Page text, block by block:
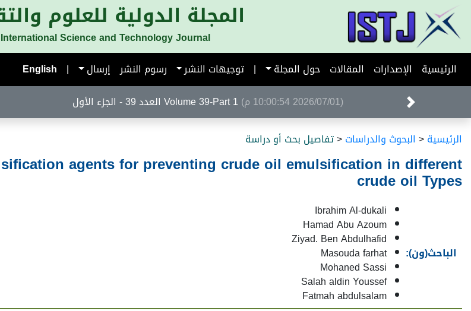
المجلة الدولية للعلوم
International Science and Technology Journal
الرئيسية الإصدارات المقالات حول المجلة | توجيهات النشر رسوم النشر إرسال |
English
(2026/07/01 10:00:54 م)
Volume 39-Part 1 العدد 39 - الجزء الأول
الرئيسية< البحوث والدراسات<تفاصيل بحث أو دراسة
agents for preventing crude oil emulsification in different
crude oil Types
الباحث(ون):
Ibrahim Al-dukali
Hamad Abu Azoum
Ziyad. Ben Abdulhafid
Masouda farhat
Mohaned Sassi
Salah aldin Youssef
Fatmah abdulsalam